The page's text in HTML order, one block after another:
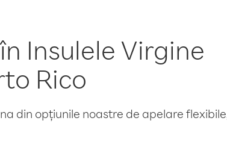
Insulele Virgine
Rico
din opțiunile noastre de apelare